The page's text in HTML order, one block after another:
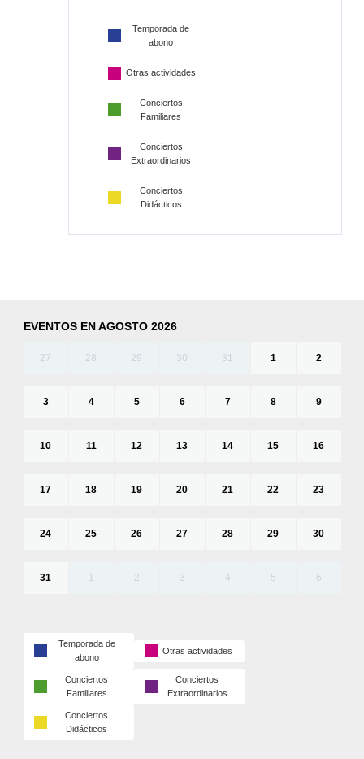
Temporada de
abono
Otras actividades
Conciertos
Familiares
Conciertos
Extraordinarios
Conciertos
Didácticos
EVENTOS EN AGOSTO 2026
27 28 29 30 31 1 2
3 4 5 6 7 8 9
10 11 12 13 14 15 16
17 18 19 20 21 22 23
24 25 26 27 28 29 30
31 1 2 3 4 5 6
Temporada de
abono
Otras actividades
Conciertos
Familiares
Conciertos
Extraordinarios
Conciertos
Didácticos